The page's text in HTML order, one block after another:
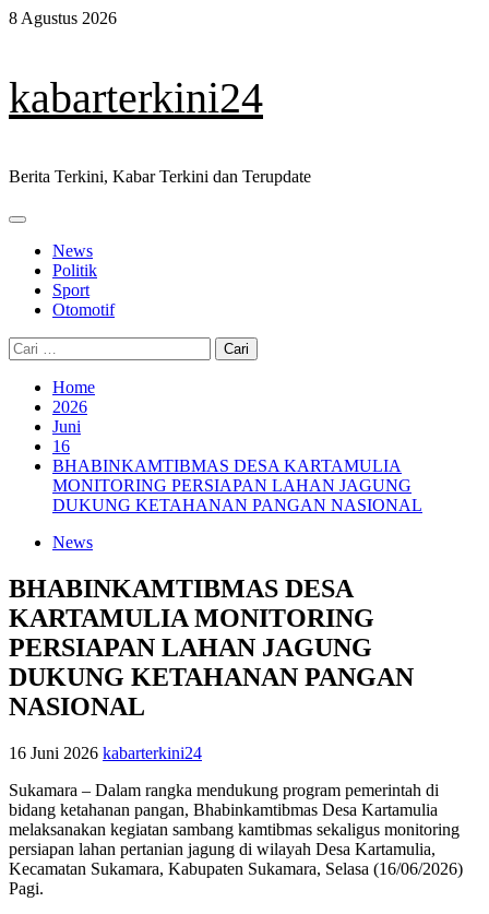
Skip
8 Agustus 2026
kabarterkini24
Berita Terkini, Kabar Terkini dan Terupdate
Primary
News
Politik
Sport
Otomotif
Cari
untuk:
Home
2026
Juni
16
BHABINKAMTIBMAS DESA KARTAMULIA
MONITORING PERSIAPAN LAHAN JAGUNG
DUKUNG KETAHANAN PANGAN NASIONAL
News
BHABINKAMTIBMAS DESA
KARTAMULIA MONITORING
PERSIAPAN LAHAN JAGUNG
DUKUNG KETAHANAN PANGAN
NASIONAL
16 Juni 2026 kabarterkini24
Sukamara – Dalam rangka mendukung program pemerintah di
bidang ketahanan pangan, Bhabinkamtibmas Desa Kartamulia
melaksanakan kegiatan sambang kamtibmas sekaligus monitoring
persiapan lahan pertanian jagung di wilayah Desa Kartamulia,
Kecamatan Sukamara, Kabupaten Sukamara, Selasa (16/06/2026)
Pagi.